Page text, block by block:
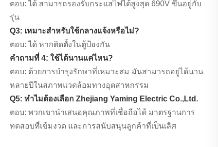
ตอบ: ได้ สามารถรองรับกระแสไฟได้สูงสุด 690V ขึ้นอยู่กับ
รุ่น
Q3: เหมาะสำหรับใช้กลางแจ้งหรือไม่?
ตอบ: ได้ หากติดตั้งในตู้ป้องกัน
คำถามที่ 4: ใช้ได้นานแค่ไหน?
ตอบ: ด้วยการบำรุงรักษาที่เหมาะสม มันสามารถอยู่ได้นาน
หลายปีในสภาพแวดล้อมทางอุตสาหกรรม
Q5: ทำไมต้องเลือก Zhejiang Yaming Electric Co.,Ltd.
ตอบ: พวกเขานำเสนอคุณภาพที่เชื่อถือได้ มาตรฐานการ
ทดสอบที่เข้มงวด และการสนับสนุนลูกค้าที่เป็นเลิศ